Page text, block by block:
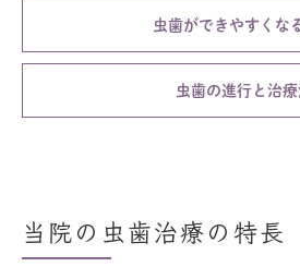
虫歯ができやすくな
虫歯の進行と治
当院の虫歯治療の特長